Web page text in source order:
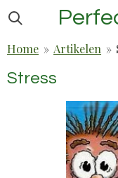
Ga
naar
hoofdinhoud
Home » Artikelen »
Stress